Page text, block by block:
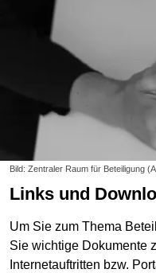
Bild: Zentraler Raum für Beteiligung
Links und
Um Sie zum Thema
Sie wichtige Dokumente
Internetauftritten bzw.